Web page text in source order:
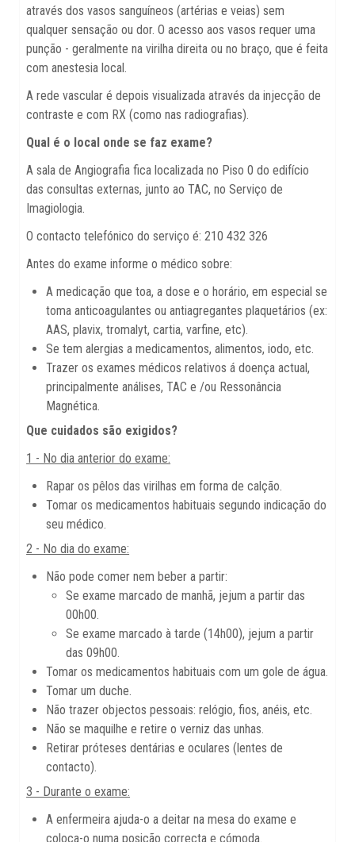
através dos vasos sanguíneos (artérias e veias) sem
qualquer sensação ou dor. O acesso aos vasos requer uma
punção - geralmente na virilha direita ou no braço, que é feita
com anestesia local.
A rede vascular é depois visualizada através da injecção de
contraste e com RX (como nas radiografias).
Qual é o local onde se faz exame?
A sala de Angiografia fica localizada no Piso 0 do edifício
das consultas externas, junto ao TAC, no Serviço de
Imagiologia.
O contacto telefónico do serviço é: 210 432 326
Antes do exame informe o médico sobre:
A medicação que toa, a dose e o horário, em especial se
toma anticoagulantes ou antiagregantes plaquetários (ex:
AAS, plavix, tromalyt, cartia, varfine, etc).
Se tem alergias a medicamentos, alimentos, iodo, etc.
Trazer os exames médicos relativos á doença actual,
principalmente análises, TAC e /ou Ressonância
Magnética.
Que cuidados são exigidos?
1 - No dia anterior do exame:
Rapar os pêlos das virilhas em forma de calção.
Tomar os medicamentos habituais segundo indicação do
seu médico.
2 - No dia do exame:
Não pode comer nem beber a partir:
Se exame marcado de manhã, jejum a partir das
00h00.
Se exame marcado à tarde (14h00), jejum a partir
das 09h00.
Tomar os medicamentos habituais com um gole de água.
Tomar um duche.
Não trazer objectos pessoais: relógio, fios, anéis, etc.
Não se maquilhe e retire o verniz das unhas.
Retirar próteses dentárias e oculares (lentes de
contacto).
3 - Durante o exame:
A enfermeira ajuda-o a deitar na mesa do exame e
coloca-o numa posição correcta e cómoda.